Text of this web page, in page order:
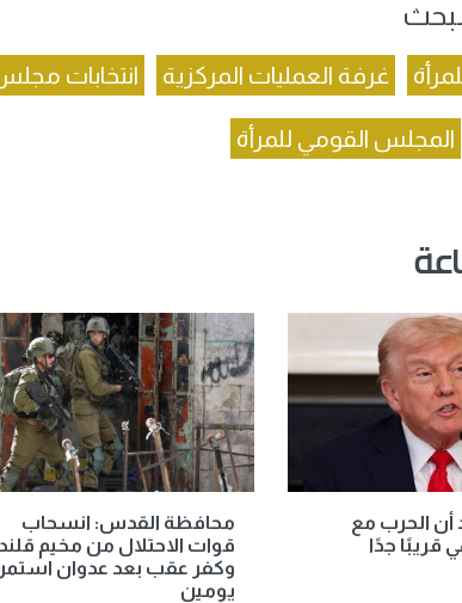
غرفة العمليات المركزية انتخابات مجلس
المجلس القومي للمرأة
أن الحرب مع
قريبًا جدًا
محافظة القدس: انسحاب
قوات الاحتلال من مخيم
وكفر عقب بعد عدوان استمر
يومين